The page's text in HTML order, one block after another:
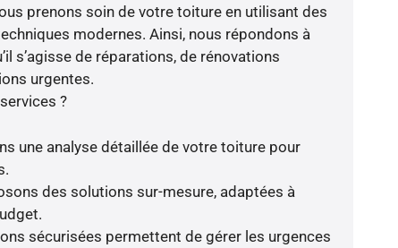
prenons soin de votre toiture en utilisant des
modernes. Ainsi, nous répondons à
s’agisse de réparations, de rénovations
urgentes.
?
une analyse détaillée de votre toiture pour
des solutions sur-mesure, adaptées à
sécurisées permettent de gérer les urgences